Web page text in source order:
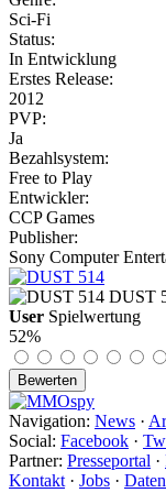
Sci-Fi
Status:
In Entwicklung
Erstes Release:
2012
PVP:
Ja
Bezahlsystem:
Free to Play
Entwickler:
CCP Games
Publisher:
Sony Computer
DUST
User Spielwertung
52%
Navigation: News ·
Social: Facebook ·
Partner: Presseportal ·
Kontakt · Jobs ·